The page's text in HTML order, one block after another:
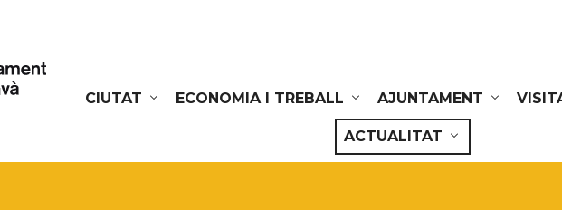
CIUTAT
ECONOMIA I TREBALL AJUNTAMENT
ACTUALITAT